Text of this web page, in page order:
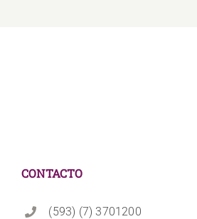
CONTACTO
(593) (7) 3701200